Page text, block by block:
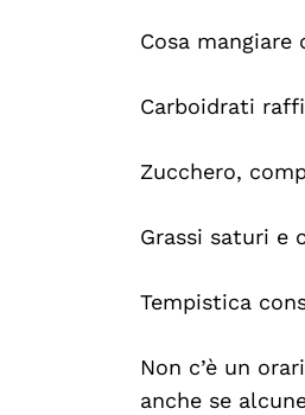
Cosa mangiare
Carboidrati
Zucchero,
Grassi saturi e
Tempistica
Non c’è un
anche se